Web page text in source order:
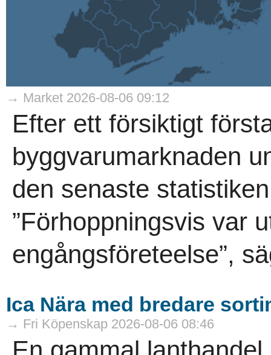
→ Market 2026-08-06 09:12
Efter ett försiktigt
byggvarumarknaden
den senaste
”Förhoppningsvis var
engångsföreteelse”,
Ica Nära med bredare
→ Fri Köpenskap 2026-08-06 08:46